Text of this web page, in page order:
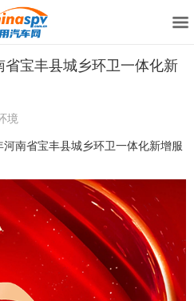
宝丰县城乡环卫一体化新
境
南省宝丰县城乡环卫一体化新增服